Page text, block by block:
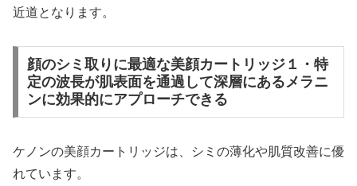
近道となります。
顔のシミ取りに最適な美顔カートリッジ１・特
定の波長が肌表面を通過して深層にあるメラニ
ンに効果的にアプローチできる
ケノンの美顔カートリッジは、シミの薄化や肌質改善に優
れています。